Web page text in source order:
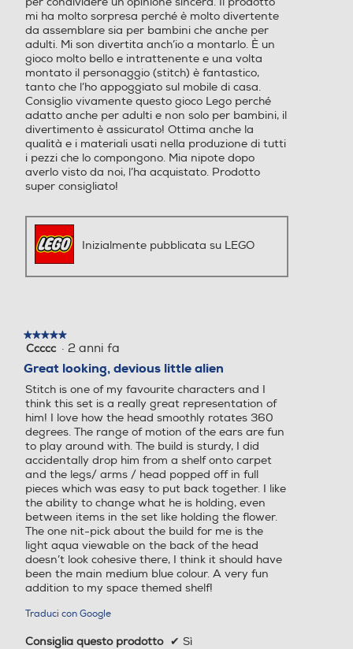
mi ha molto sorpresa perché è molto divertente
da assemblare sia per bambini che anche per
adulti. Mi son divertita anch’io a montarlo. È un
gioco molto bello e intrattenente e una volta
montato il personaggio (stitch) è fantastico,
tanto che l’ho appoggiato sul mobile di casa.
Consiglio vivamente questo gioco Lego perché
adatto anche per adulti e non solo per bambini, il
divertimento è assicurato! Ottima anche la
qualità e i materiali usati nella produzione di tutti
i pezzi che lo compongono. Mia nipote dopo
averlo visto da noi, l’ha acquistato. Prodotto
super consigliato!
Inizialmente pubblicata su LEGO
★★★★★
★★★★★
5
5
stelle.
Ccccc · 2 anni fa
Great looking, devious little alien
Stitch is one of my favourite characters and I
think this set is a really great representation of
him! I love how the head smoothly rotates 360
degrees. The range of motion of the ears are fun
to play around with. The build is sturdy, I did
accidentally drop him from a shelf onto carpet
and the legs/ arms / head popped off in full
pieces which was easy to put back together. I like
the ability to change what he is holding, even
between items in the set like holding the flower.
The one nit-pick about the build for me is the
light aqua viewable on the back of the head
doesn’t look cohesive there, I think it should have
been the main medium blue colour. A very fun
addition to my space themed shelf!
Traduci con Google
Consiglia questo prodotto ✔ Sì